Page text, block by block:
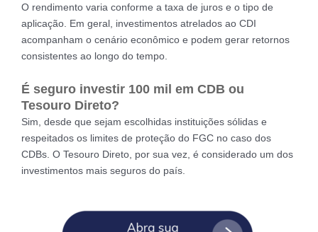
O rendimento varia conforme a taxa de juros e o tipo de
aplicação. Em geral, investimentos atrelados ao CDI
acompanham o cenário econômico e podem gerar retornos
consistentes ao longo do tempo.
É seguro investir 100 mil em CDB ou
Tesouro Direto?
Sim, desde que sejam escolhidas instituições sólidas e
respeitados os limites de proteção do FGC no caso dos
CDBs. O Tesouro Direto, por sua vez, é considerado um dos
investimentos mais seguros do país.